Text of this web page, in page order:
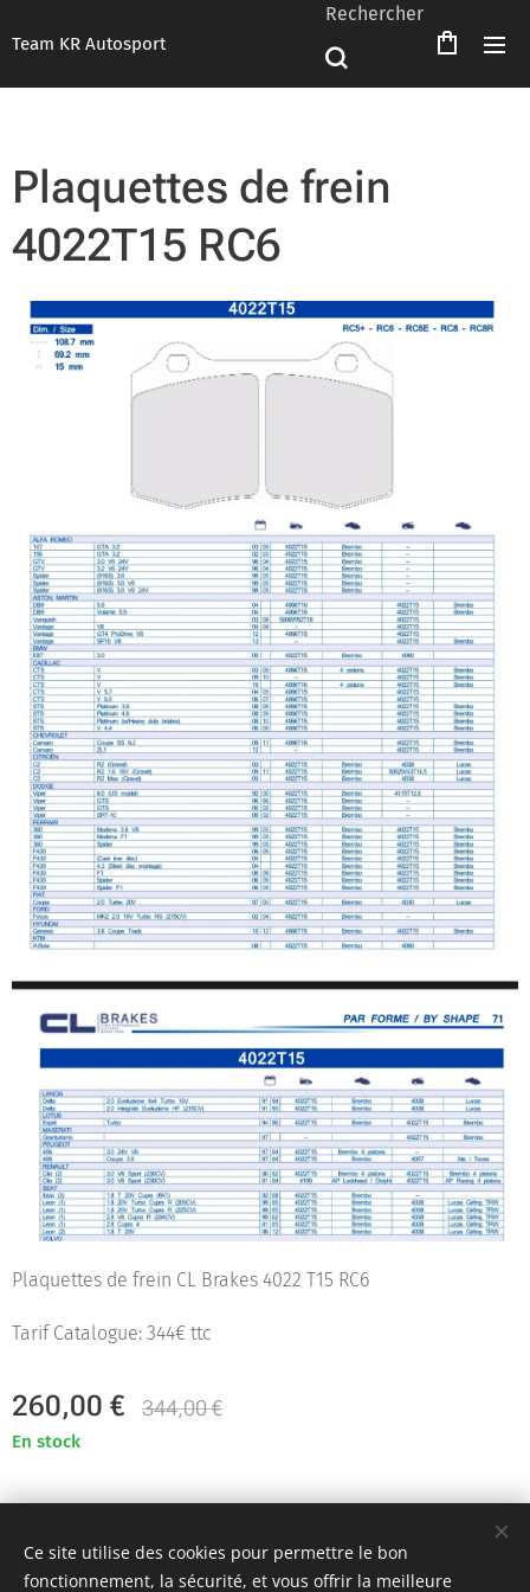
Team KR Autosport
Rechercher
Plaquettes de frein
4022T15 RC6
Plaquettes de frein CL Brakes 4022 T15 RC6
Tarif Catalogue: 344€ ttc
260,00 € 344,00€
En stock
Team KR Autosport - Création originale 2D Unlimited © 2018
Toutes images non libres de droits
Cookies
Ce site utilise des cookies pour permettre le bon
fonctionnement, la sécurité, et vous offrir la meilleure